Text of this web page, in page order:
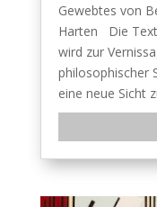
Gewebtes von
Harten Die
wird zur
philosophischer
eine neue Sicht